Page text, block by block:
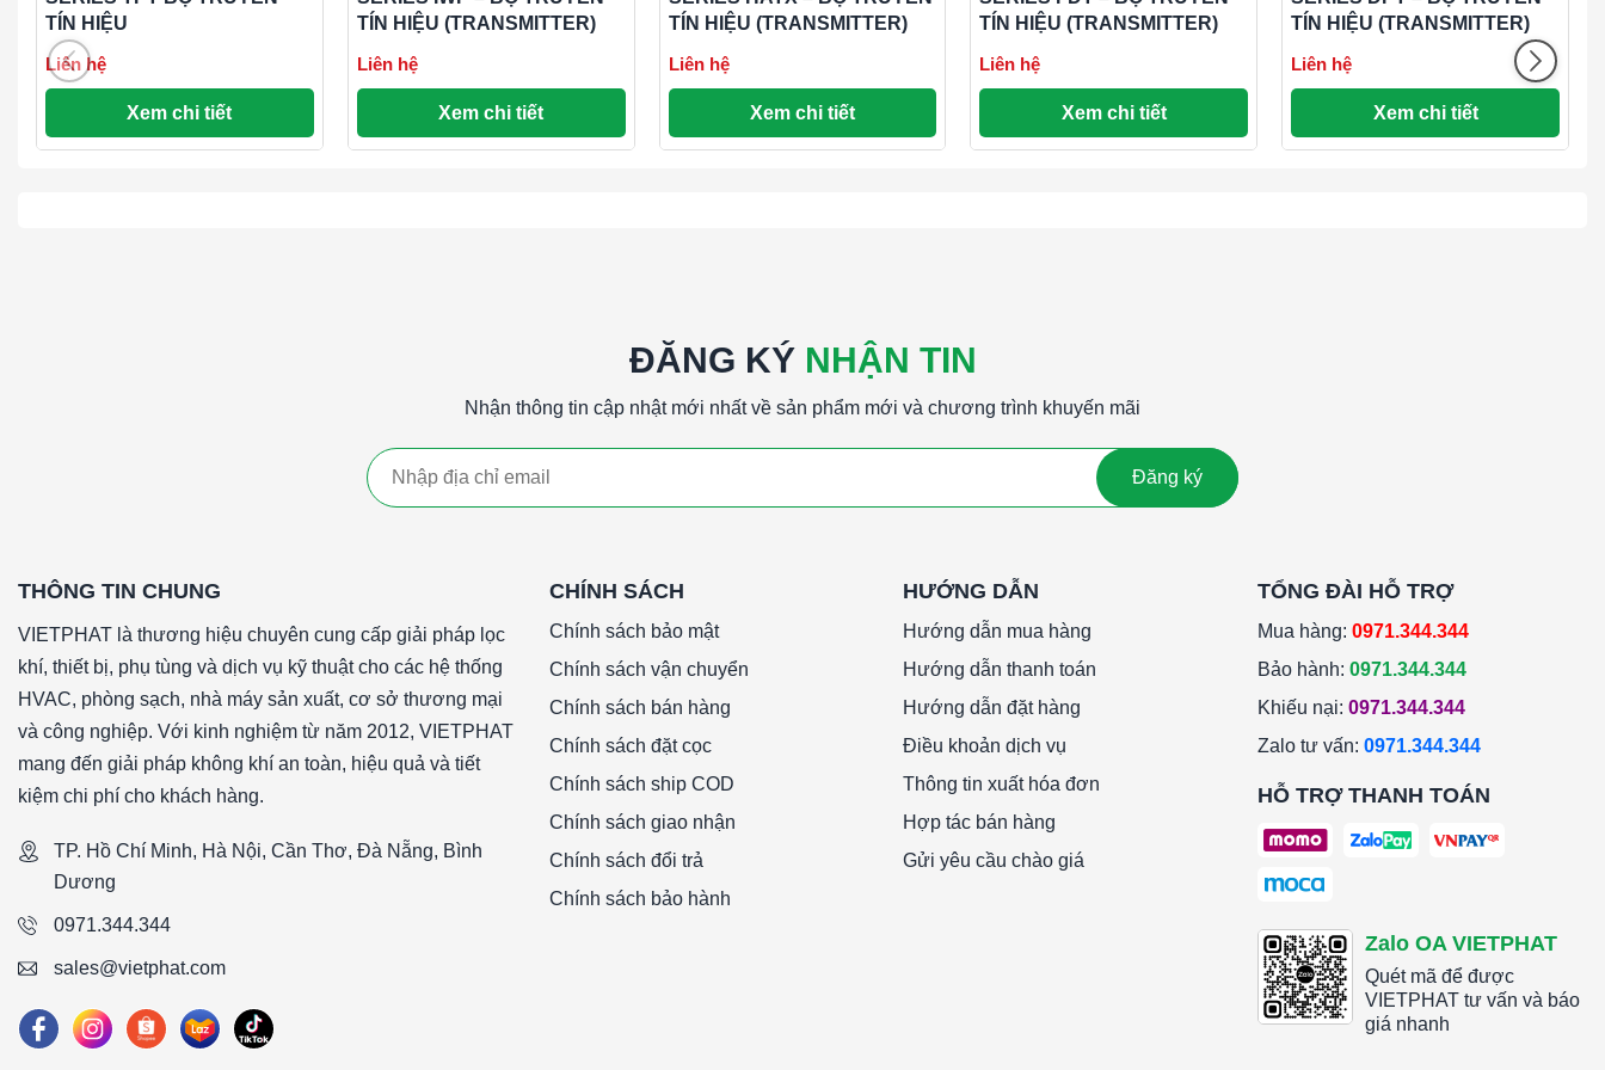
toàn, phạm vi -1.0/+1.0″ w.c.
Bộ truyền tín hiệu áp suất chênh lệch nội bộ an
toàn, phạm vi -2.5/+2.5″ w.c.
ISDP – BỘ TRUYỀN TÍN HIỆU, SERIES ISDP – BỘ TRUYỀN TÍN HIỆU SERIES ISDP – BỘ TRUYỀN
TÍN HIỆU, SERIES ISDP – BỘ TRUYỀN TÍN HIỆU, SERIES ISDP – BỘ TRUYỀN TÍN HIỆU, SERIES
ISDP – BỘ TRUYỀN TÍN HIỆU
THÔNG SỐ KỸ THUẬT:
Không khí và khí không cháy.
Vật liệu:
Phạm vi 5 in w.c. và Cao hơn: thủy tinh, PVC, silicon, gốm nhôm, epoxy, RTV, vàng, nhôm, thép
không gỉ và niken; Phạm vi 1 trong w.c. và Thấp hơn: thép không gỉ, silicone, vàng, gốm.
Vật liệu: Nhôm, kính.
Độ chính xác:
± 0,5% ở 77 ° F (25 ° C) bao gồm độ trễ và độ lặp lại (sau 1 giờ khởi động).
Độ ổn định:<± 1% mỗi năm.
Giới hạn áp suất:
Hiệu ứng nhiệt:0,020% / ° F (0,036 / ° C) từ 77 ° F (25 ° C).
Yêu cầu nguồn:
10 đến 35 VDC. Tín hiệu đầu ra: 4 đến 20 mA DC.
Điều chỉnh Zero & Span:Có thể truy cập thông qua menu.
TÍN HIỆU
Liên hệ
Xem chi tiết
TÍN HIỆU (TRANSMITTER)
Liên hệ
Xem chi tiết
TÍN HIỆU (TRANSMITTER)
Liên hệ
Xem chi tiết
TÍN HIỆU (TRANSMITTER)
Liên hệ
Xem chi tiết
TÍN HIỆU (TRANSMITTER)
Liên hệ
Xem chi tiết
ĐĂNG KÝ NHẬN TIN
Nhận thông tin cập nhật mới nhất về sản phẩm mới và chương trình khuyến mãi
Đăng ký
THÔNG TIN CHUNG
VIETPHAT là thương hiệu chuyên cung cấp giải pháp lọc
khí, thiết bị, phụ tùng và dịch vụ kỹ thuật cho các hệ thống
HVAC, phòng sạch, nhà máy sản xuất, cơ sở thương mại
và công nghiệp. Với kinh nghiệm từ năm 2012, VIETPHAT
mang đến giải pháp không khí an toàn, hiệu quả và tiết
kiệm chi phí cho khách hàng.
TP. Hồ Chí Minh, Hà Nội, Cần Thơ, Đà Nẵng, Bình
Dương
0971.344.344
sales@vietphat.com
CHÍNH SÁCH
Chính sách bảo mật
Chính sách vận chuyển
Chính sách bán hàng
Chính sách đặt cọc
Chính sách ship COD
Chính sách giao nhận
Chính sách đổi trả
Chính sách bảo hành
HƯỚNG DẪN
Hướng dẫn mua hàng
Hướng dẫn thanh toán
Hướng dẫn đặt hàng
Điều khoản dịch vụ
Thông tin xuất hóa đơn
Hợp tác bán hàng
Gửi yêu cầu chào giá
TỔNG ĐÀI HỖ TRỢ
Mua hàng: 0971.344.344
Bảo hành: 0971.344.344
Khiếu nại: 0971.344.344
Zalo tư vấn: 0971.344.344
HỖ TRỢ THANH TOÁN
Zalo OA VIETPHAT
Quét mã để được
VIETPHAT tư vấn và báo
giá nhanh